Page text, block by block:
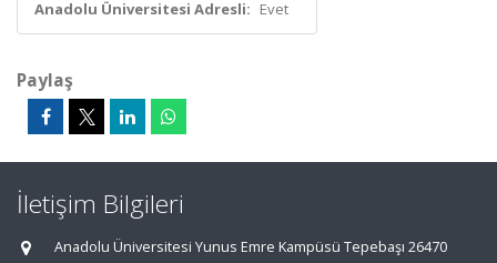
Anadolu Üniversitesi Adresli: Evet
Paylaş
İletişim Bilgileri
Anadolu Üniversitesi Yunus Emre Kampüsü Tepebaşı 26470